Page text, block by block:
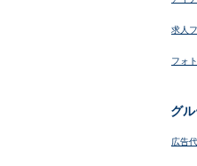
求人
フォ
グ
広告